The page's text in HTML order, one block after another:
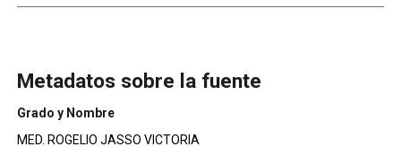
Metadatos sobre la fuente
Grado y Nombre
MED. ROGELIO JASSO VICTORIA